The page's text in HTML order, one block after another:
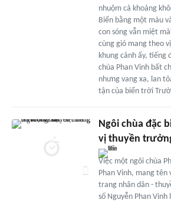
nhuộm cả khoảng
Biển bằng một màu
con sóng vẫn miệt
cùng gió mang theo
khung cảnh ấy, tiếng
chùa Phan Vinh bất
nhưng vang xa, lan
tận của biển trời
Ngôi chùa đặc
vị thuyền
Việc một ngôi chùa
Phan Vinh, mang tên
trang nhân dân -
số Nguyễn Phan